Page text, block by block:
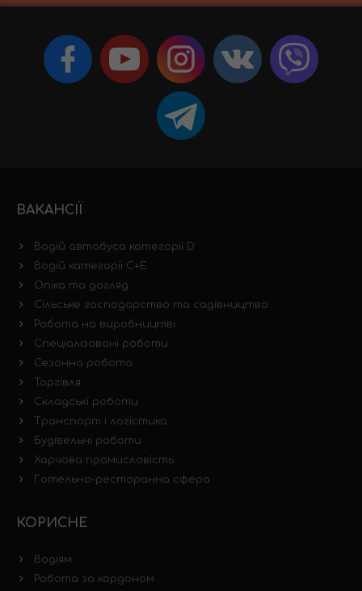
ВАКАНСІЇ
Водій автобуса категорії D
Водій категорії C+E
Опіка та догляд
Сільське господарство та садівництво
Робота на виробництві
Спеціалізовані роботи
Сезонна робота
Торгівля
Складські роботи
Транспорт і логістика
Будівельні роботи
Харчова промисловість
Готельно-ресторанна сфера
КОРИСНЕ
Водіям
Робота за кордоном